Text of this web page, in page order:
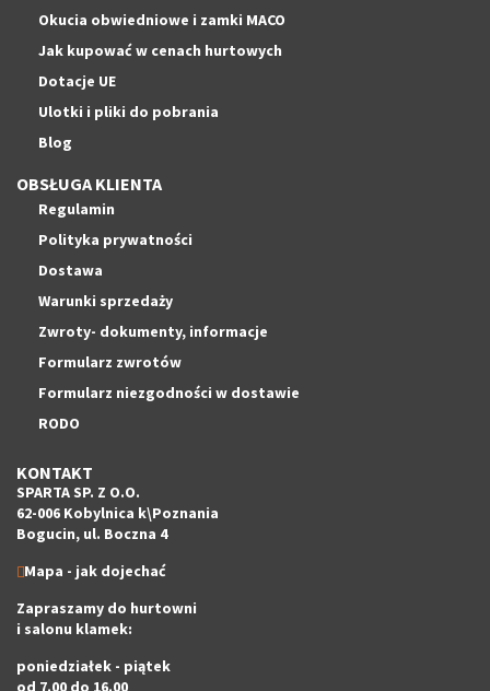
Okucia obwiedniowe i zamki MACO
Jak kupować w cenach hurtowych
Dotacje UE
Ulotki i pliki do pobrania
Blog
OBSŁUGA KLIENTA
Regulamin
Polityka prywatności
Dostawa
Warunki sprzedaży
Zwroty- dokumenty, informacje
Formularz zwrotów
Formularz niezgodności w dostawie
RODO
KONTAKT
SPARTA SP. Z O.O.
62-006 Kobylnica k\Poznania
Bogucin, ul. Boczna 4
Mapa - jak dojechać
Zapraszamy do hurtowni
i salonu klamek:
poniedziałek - piątek
od 7.00 do 16.00